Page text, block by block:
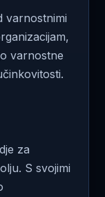
varnostnimi
varnostne
za
S svojimi